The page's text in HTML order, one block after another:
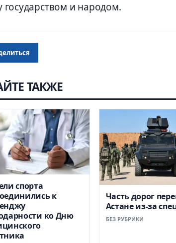
государством и народом.
ТАКЖЕ
спорта
к
ко Дню
Часть дорог
Астане из-за
БЕЗ РУБРИКИ